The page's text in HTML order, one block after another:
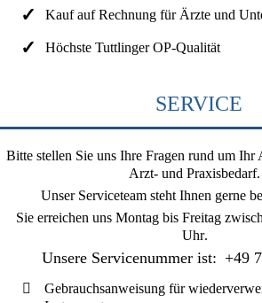
Kauf auf Rechnung für Ärzte und
Höchste Tuttlinger OP-Qualität
SERVICE
Bitte stellen Sie uns Ihre Fragen rund um Ihr
Arzt- und Praxisbedarf.
Unser Serviceteam steht Ihnen gerne
Sie erreichen uns Montag bis Freitag
Uhr.
Unsere Servicenummer ist: +49
Gebrauchsanweisung für